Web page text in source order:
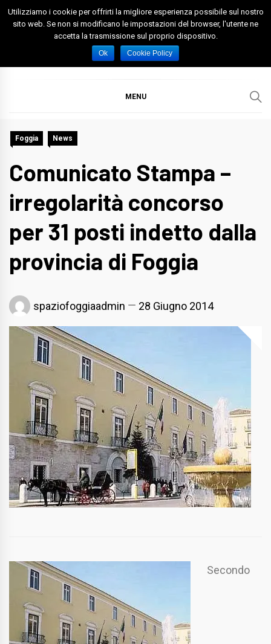
Skip
Spazio Foggia
Foggia News Calcio Eventi e Attività nella Capitanata
MENU
Foggia News
Comunicato Stampa –
irregolarità concorso
per 31 posti indetto dalla
provincia di Foggia
spaziofoggiaadmin 28 Giugno 2014
Secondo
Utilizziamo i cookie per offrirti la migliore esperienza possibile sul nostro
sito web. Se non si modificano le impostazioni del browser, l'utente ne
accetta la trasmissione sul proprio dispositivo.
Ok Cookie Policy